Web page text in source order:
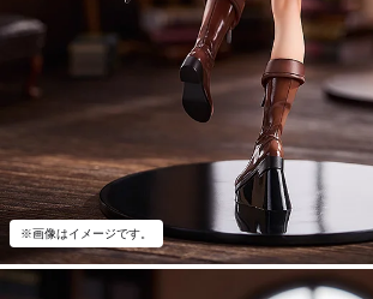
※画像はイメージです。